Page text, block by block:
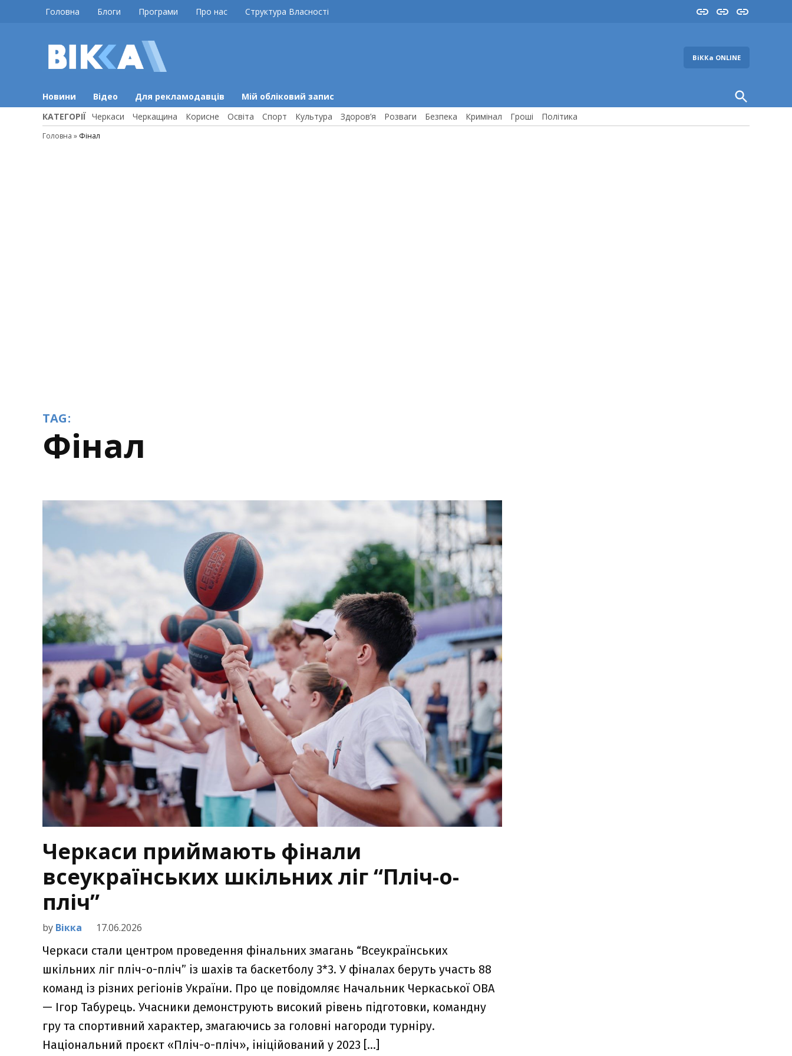
Головна Блоги Програми Про нас Структура Власності InstaYouTube
FB
ВіККа ONLINE
Новини Відео Для рекламодавців Мій обліковий запис
Open
Search
КАТЕГОРІЇ Черкаси Черкащина Корисне Освіта Спорт Культура Здоров’я Розваги Безпека Кримінал Гроші Політика
Головна » Фінал
TAG:
Фінал
Черкаси приймають фінали
всеукраїнських шкільних ліг “Пліч-о-
пліч”
by Вікка 17.06.2026
Черкаси стали центром проведення фінальних змагань “Всеукраїнських
шкільних ліг пліч-о-пліч” із шахів та баскетболу 3*3. У фіналах беруть участь 88
команд із різних регіонів України. Про це повідомляє Начальник Черкаської ОВА
— Ігор Табурець. Учасники демонструють високий рівень підготовки, командну
гру та спортивний характер, змагаючись за головні нагороди турніру.
Національний проєкт «Пліч-о-пліч», ініційований у 2023 […]